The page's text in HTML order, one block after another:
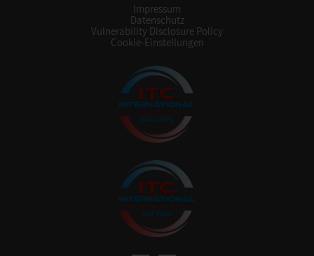
Impressum
Datenschutz
Vulnerability Disclosure Policy
Cookie-Einstellungen